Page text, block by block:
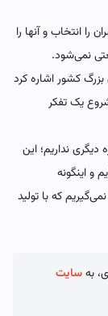
را انتخاب و آنها را
نمی‌شود.
و پیشران بزرگ کشور اشاره کرد
یک تفکر
دیگری نداریم؛ این
و اینگونه
که با تولید
بهسایت